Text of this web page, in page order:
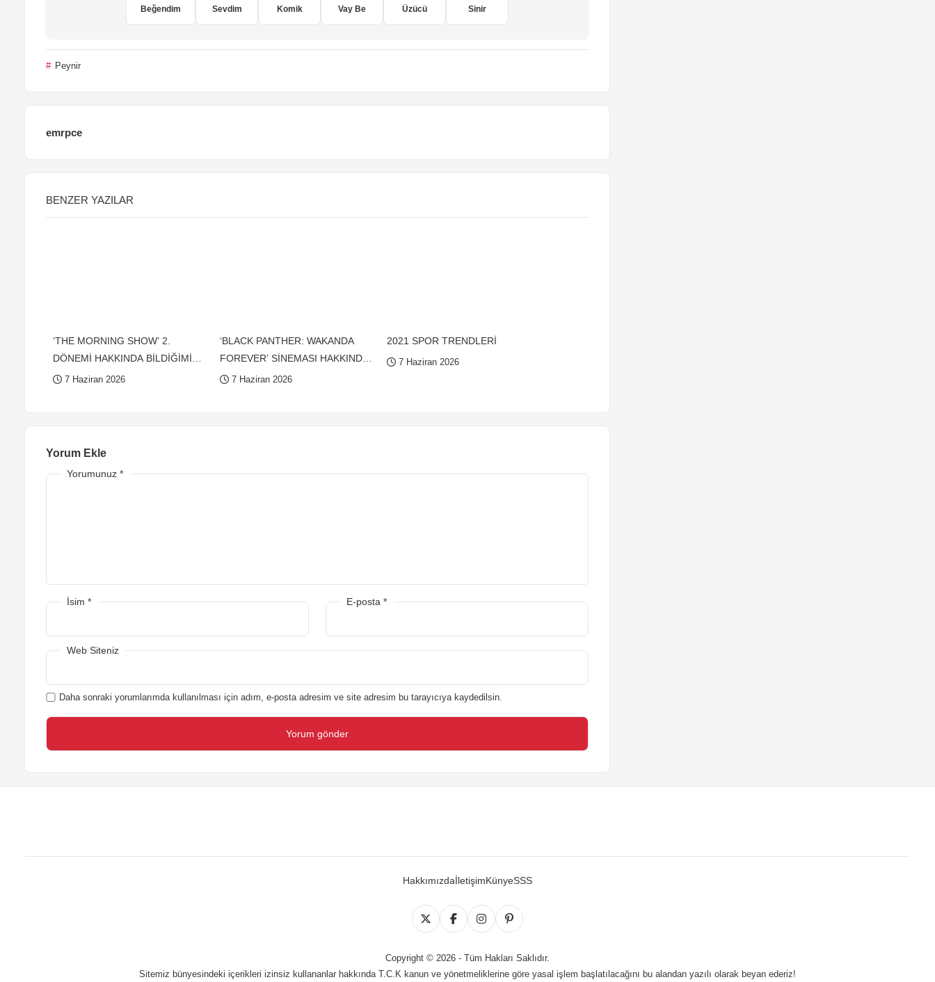
Beğendim Sevdim Komik Vay Be Üzücü Sinir
Peynir
emrpce
BENZER YAZILAR
‘THE MORNING SHOW’ 2.
DÖNEMİ HAKKINDA BİLDİĞİMİZ
HER ŞEY
7 Haziran 2026
‘BLACK PANTHER: WAKANDA
FOREVER’ SİNEMASI HAKKINDA
BİLDİĞİMİZ HER ŞEY
7 Haziran 2026
2021 SPOR TRENDLERİ
7 Haziran 2026
Yorum Ekle
Yorumunuz *
İsim * E-posta *
Web Siteniz
Daha sonraki yorumlarımda kullanılması için adım, e-posta adresim ve site adresim bu tarayıcıya kaydedilsin.
HakkımızdaİletişimKünyeSSS
Copyright © 2026 - Tüm Hakları Saklıdır.
Sitemiz bünyesindeki içerikleri izinsiz kullananlar hakkında T.C.K kanun ve yönetmeliklerine göre yasal işlem başlatılacağını bu alandan yazılı olarak beyan ederiz!